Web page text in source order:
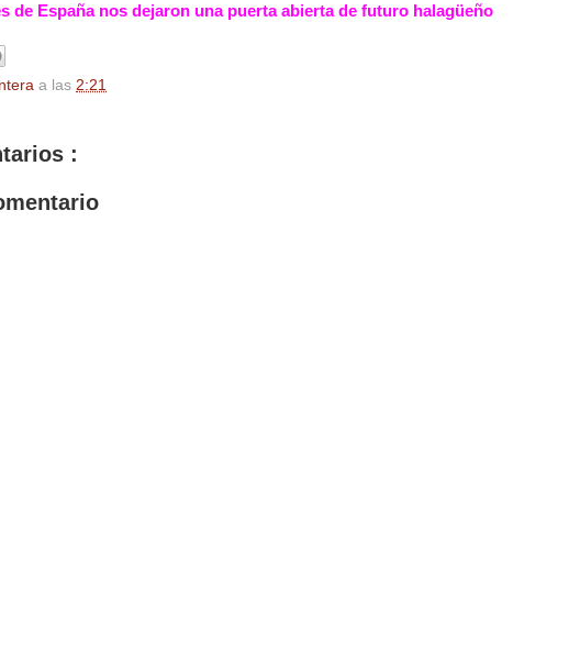
de España nos dejaron una puerta abierta de futuro halagüeño
a las 2:21
: